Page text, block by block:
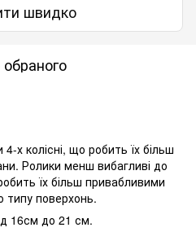
швидко
х колісні, що робить їх більш
Ролики менш вибагливі до
їх більш привабливими
типу поверхонь.
16см до 21 см.